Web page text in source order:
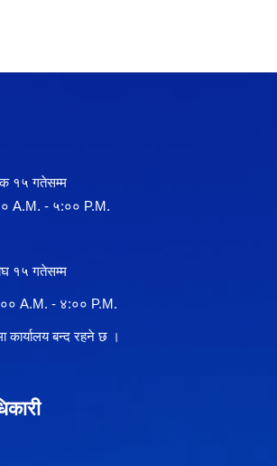
१५ गतेसम्म
A.M. - ५:०० P.M.
१५ गतेसम्म
A.M. - ४:०० P.M.
कार्यालय बन्द रहने छ ।